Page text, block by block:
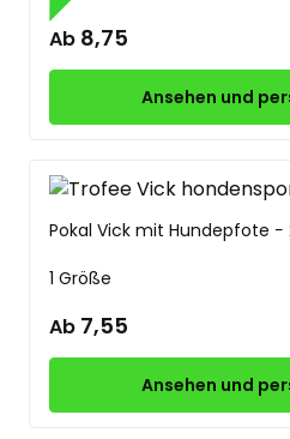
Ab 8,75
Ansehen und
Pokal Vick mit Hundepfote −
1 Größe
Ab 7,55
Ansehen und